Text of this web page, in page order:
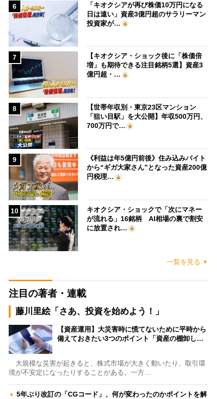
6
「キオクシアが再び株価10万円になる
日は遠い」資産3億円超のサラリーマン
投資家が…
7
【キオクシア・ショック後に「株価倍
増」も期待できる注目銘柄5選】資産3
億円超・…
8
【世帯年収別・東京23区マンション
「狙い目駅」を大公開】年収500万円、
700万円で…
9
《利益は年5億円前後》住み込みバイト
から“ギガ大家さん”となった資産200億
円税理…
10
キオクシア・ショックで「次にマネー
が流れる」16銘柄 AI相場の裏で割安
に放置され…
一覧を見る
注目の著者・連載
藤川里絵「さあ、投資を始めよう！」
【資産運用】大災害時に慌てないために平時から
備えておきたい3つのポイント「資産の棚卸し…
大規模な災害が起きると、株式市場が大きく動いたり、取引環
境が不安定になったりすることがある。一方…
5年ぶり改訂の「CGコード」、何が変わったのかポイントを解